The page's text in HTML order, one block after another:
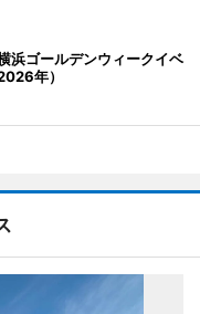
ゴールデンウィークイベ
年）